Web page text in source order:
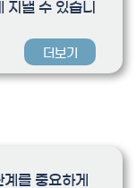
지낼 수 있습니
더보기
를 중요하게